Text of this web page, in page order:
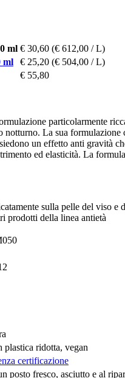
ml € 30,60 (€ 612,00 / L)
ml
€ 25,20 (€ 504,00 / L)
€ 55,80
particolarmente
notturno. La sua
un effetto anti gravità
ed elasticità. La
sulla pelle del viso e
prodotti della linea antietà
plastica ridotta, vegan
certificazione
posto fresco, asciutto e al